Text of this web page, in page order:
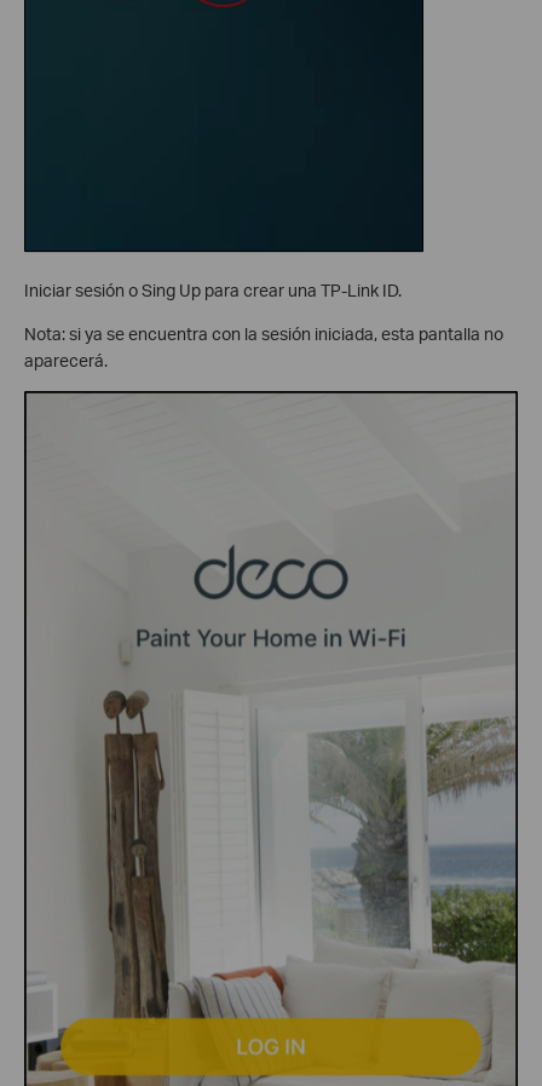
Iniciar sesión o Sing Up para crear una TP-Link ID.
Nota: si ya se encuentra con la sesión iniciada, esta pantalla no
aparecerá.